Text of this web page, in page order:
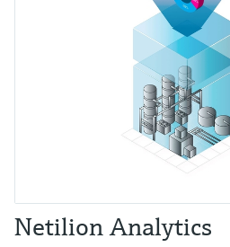
Netilion Analytics